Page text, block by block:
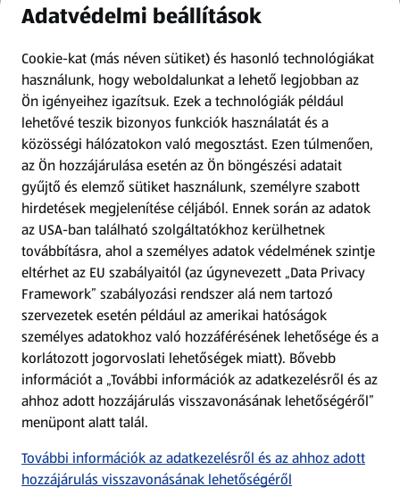
Információk
Kérdőív
Fizetési lehetőségek
ALDI utalványok
Árcsökkentés
Adattörlő alkalmazás
Szervizpont
(új oldalon nyílik meg)
Fedezz fel minket az interneten!
Töltsd le az ALDI Magyarország applikációt!
Adatvédelmi beállítások
Cookie-kat (más néven sütiket) és hasonló technológiákat
használunk, hogy weboldalunkat a lehető legjobban az
Ön igényeihez igazítsuk. Ezek a technológiák például
lehetővé teszik bizonyos funkciók használatát és a
közösségi hálózatokon való megosztást. Ezen túlmenően,
az Ön hozzájárulása esetén az Ön böngészési adatait
gyűjtő és elemző sütiket használunk, személyre szabott
hirdetések megjelenítése céljából. Ennek során az adatok
az USA-ban található szolgáltatókhoz kerülhetnek
továbbításra, ahol a személyes adatok védelmének szintje
eltérhet az EU szabályaitól (az úgynevezett „Data Privacy
Framework” szabályozási rendszer alá nem tartozó
szervezetek esetén például az amerikai hatóságok
személyes adatokhoz való hozzáférésének lehetősége és a
korlátozott jogorvoslati lehetőségek miatt). Bővebb
információt a „További információk az adatkezelésről és az
ahhoz adott hozzájárulás visszavonásának lehetőségéről”
menüpont alatt talál.
További információk az adatkezelésről és az ahhoz adott
hozzájárulás visszavonásának lehetőségéről